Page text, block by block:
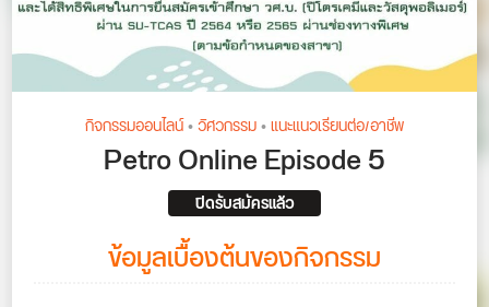
กิจกรรมออนไลน์•วิศวกรรม•แนะแนวเรียนต่อ/อาชีพ
Petro Online Episode 5
ปิดรับสมัครแล้ว
ข้อมูลเบื้องต้นของกิจกรรม